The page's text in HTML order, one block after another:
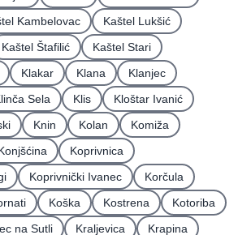
Kambelovac
Kaštel Lukšić
Kaštel Štafilić
Kaštel Stari
Klakar Klana
Klanjec
Sela Klis
Kloštar Ivanić
Knin Kolan
Komiža
Koprivnica
Koprivnički Ivanec
Korčula
Koška Kostrena
Kotoriba
na Sutli Kraljevica
Krapina